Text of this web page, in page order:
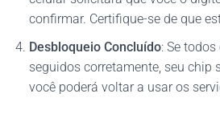
confirmar. Certifique-se de que
Desbloqueio Concluído: Se
seguidos corretamente, seu chip
você poderá voltar a usar os